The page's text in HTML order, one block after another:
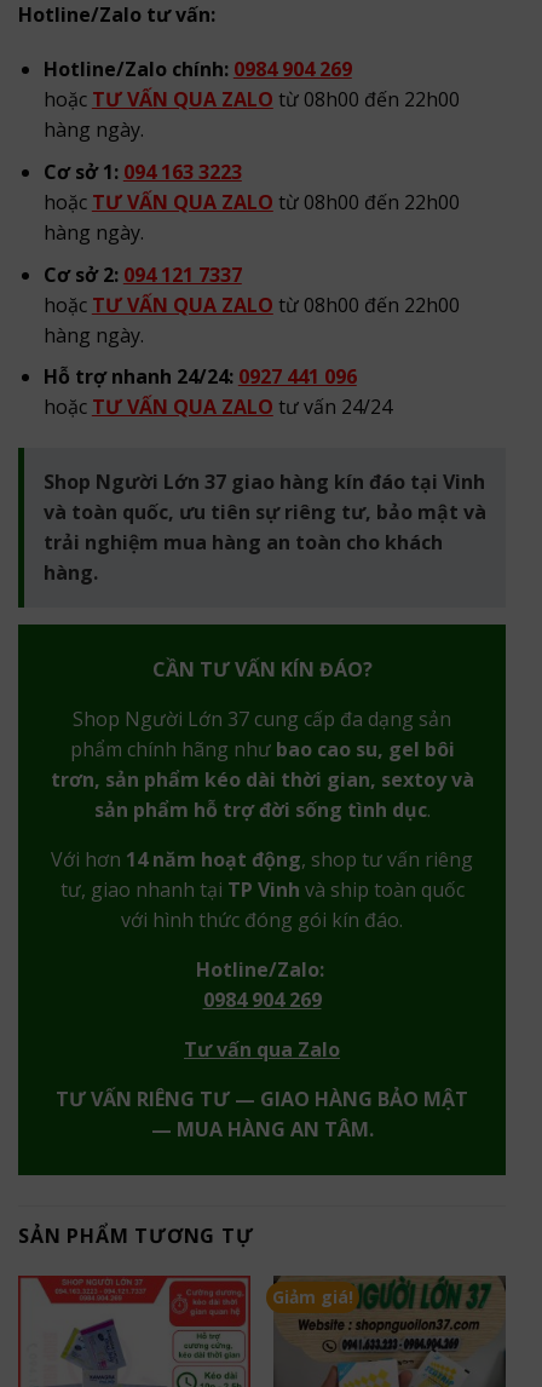
Hotline/Zalo tư vấn:
Hotline/Zalo chính: 0984 904 269
hoặc TƯ VẤN QUA ZALO từ 08h00 đến 22h00
hàng ngày.
Cơ sở 1: 094 163 3223
hoặc TƯ VẤN QUA ZALO từ 08h00 đến 22h00
hàng ngày.
Cơ sở 2: 094 121 7337
hoặc TƯ VẤN QUA ZALO từ 08h00 đến 22h00
hàng ngày.
Hỗ trợ nhanh 24/24: 0927 441 096
hoặc TƯ VẤN QUA ZALO tư vấn 24/24
Shop Người Lớn 37 giao hàng kín đáo tại Vinh
và toàn quốc, ưu tiên sự riêng tư, bảo mật và
trải nghiệm mua hàng an toàn cho khách
hàng.
CẦN TƯ VẤN KÍN ĐÁO?
Shop Người Lớn 37 cung cấp đa dạng sản
phẩm chính hãng như bao cao su, gel bôi
trơn, sản phẩm kéo dài thời gian, sextoy và
sản phẩm hỗ trợ đời sống tình dục.
Với hơn 14 năm hoạt động, shop tư vấn riêng
tư, giao nhanh tại TP Vinh và ship toàn quốc
với hình thức đóng gói kín đáo.
Hotline/Zalo:
0984 904 269
Tư vấn qua Zalo
TƯ VẤN RIÊNG TƯ — GIAO HÀNG BẢO MẬT
— MUA HÀNG AN TÂM.
SẢN PHẨM TƯƠNG TỰ
Giảm giá!